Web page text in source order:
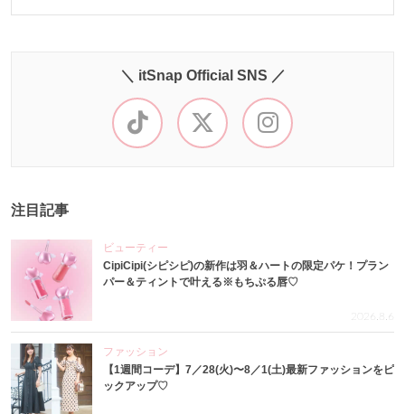
＼ itSnap Official SNS ／
注目記事
ビューティー
CipiCipi(シピシピ)の新作は羽＆ハートの限定パケ！プラン
パー＆ティントで叶える※もちぷる唇♡
2026.8.6
ファッション
【1週間コーデ】7／28(火)〜8／1(土)最新ファッションをピ
ックアップ♡